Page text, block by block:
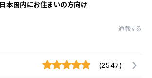
日本国内にお住まいの方向け
通報する
(2547)